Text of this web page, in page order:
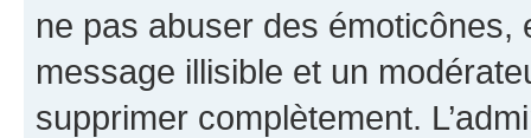
ne pas abuser des
message illisible et un
supprimer complètement.